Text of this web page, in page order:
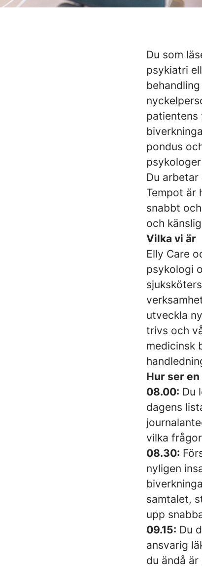
Du som
psykiatri
patientens
pondus
Du
Tempot är
snabbt
och
Vilka vi är
Elly Care
psykologi
utveckla
trivs och
medicinsk
Hur ser
08.00: Du
dagens
vilka
08.30:
nyligen
samtalet,
upp
09.15: Du
ansvarig
du ändå